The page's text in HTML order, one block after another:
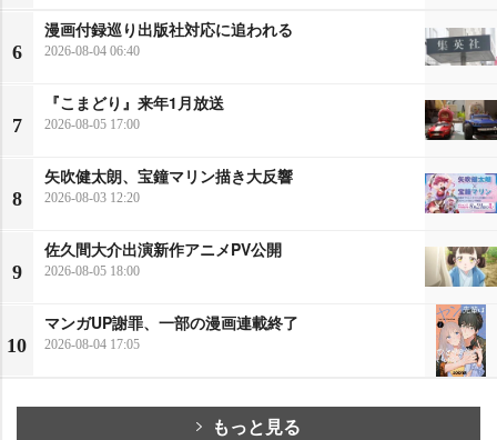
6
漫画付録巡り出版社対応に追われる
2026-08-04 06:40
7
『こまどり』来年1月放送
2026-08-05 17:00
8
矢吹健太朗、宝鐘マリン描き大反響
2026-08-03 12:20
9
佐久間大介出演新作アニメPV公開
2026-08-05 18:00
10
マンガUP謝罪、一部の漫画連載終了
2026-08-04 17:05
もっと見る